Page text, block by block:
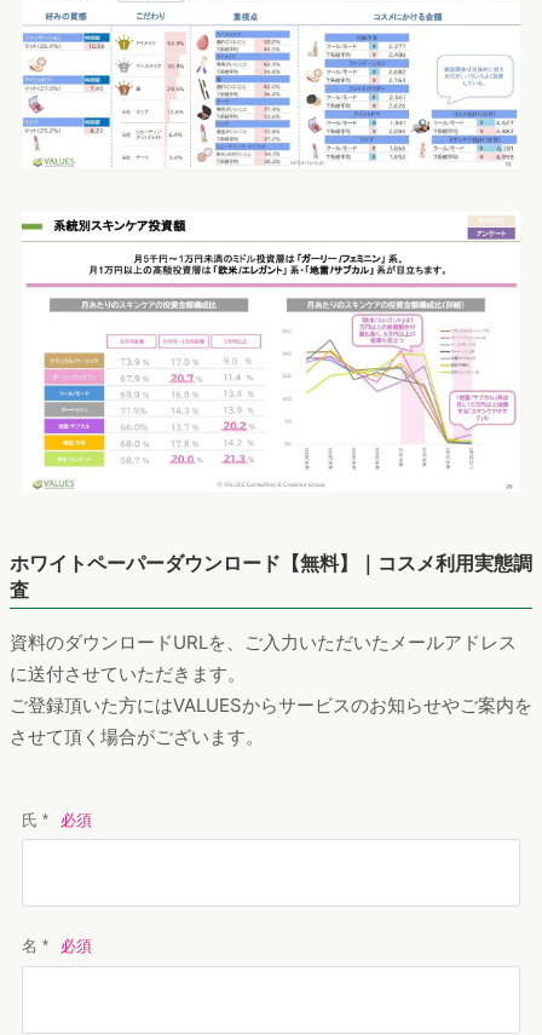
ホワイトペーパーダウンロード【無料】｜コスメ利用実態調
査
資料のダウンロードURLを、ご入力いただいたメールアドレス
に送付させていただきます。
ご登録頂いた方にはVALUESからサービスのお知らせやご案内を
させて頂く場合がございます。